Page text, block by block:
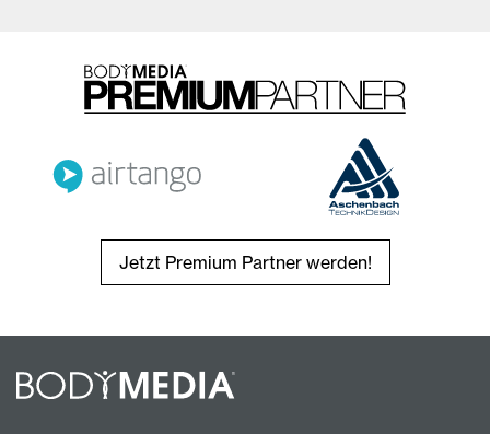
Jetzt Premium Partner werden!